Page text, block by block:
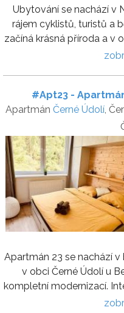
Ubytování se nachází v
rájem cyklistů, turistů a
začíná krásná příroda a v
#Apt23 -
Apartmán Černé Údolí,
Apartmán 23 se nachází
v obci Černé Údolí u
kompletní modernizací.